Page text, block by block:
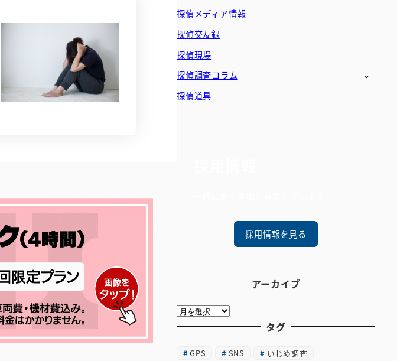
探偵メディア情報
探偵交友録
探偵現場
探偵調査コラム
探偵道具
採用情報を見る
アーカイブ
ア
ー
イ
タグ
GPS SNS
いじめ調査